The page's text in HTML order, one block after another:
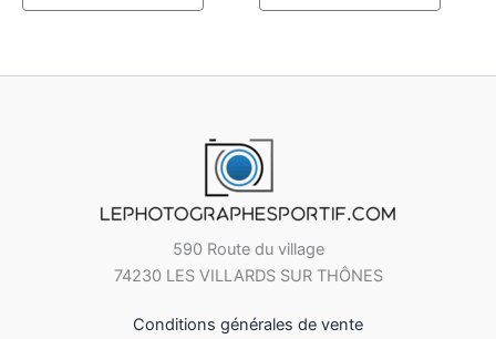
590 Route du village
74230 LES VILLARDS SUR THÔNES
Conditions générales de vente